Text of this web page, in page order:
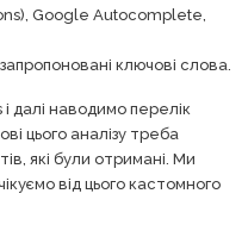
Google Autocomplete,
ключові слова.
далі наводимо перелік
цього аналізу треба
які були отримані. Ми
від цього кастомного